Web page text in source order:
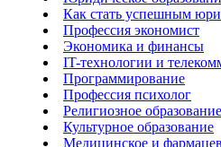
Как стать успешным
Профессия экономист
Экономика и финансы
IT-технологии и
Программирование
Профессия психолог
Религиозное образование
Культурное образование
Медицинское и